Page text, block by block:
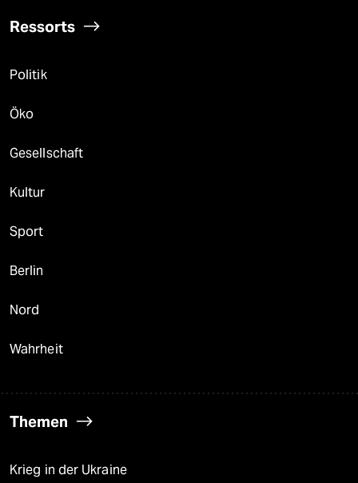
Ressorts
Politik
Öko
Gesellschaft
Kultur
Sport
Berlin
Nord
Wahrheit
Themen
Krieg in der Ukraine